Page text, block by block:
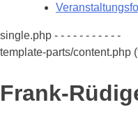
single.php - - - - - - - - - - -
template-parts/content.php
Frank-